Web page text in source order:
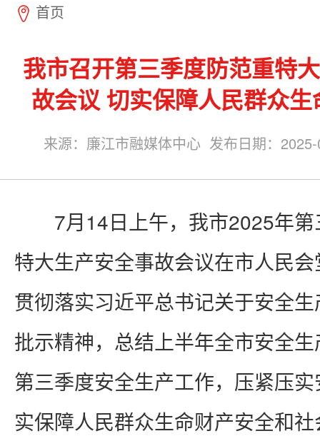
7 首页
我市召开第三季度防范重特
故会议 切实保障人民群众
来源：廉江市融媒体中心 发布日期：
7月14日上午，我市2025年第
特大生产安全事故会议在市人民
贯彻落实习近平总书记关于安全
批示精神，总结上半年全市安全
第三季度安全生产工作，压紧压
实保障人民群众生命财产安全和